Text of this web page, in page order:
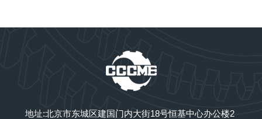
地址:北京市东城区建国门内大街18号恒基中心办公楼2